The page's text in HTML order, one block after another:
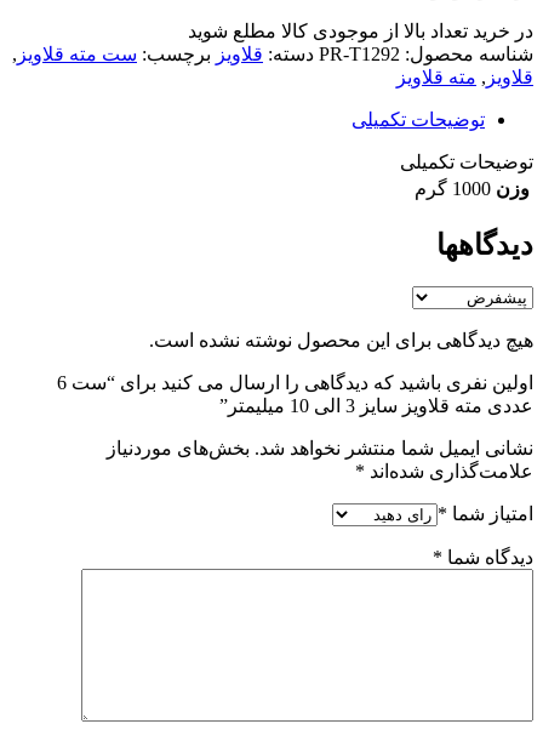
در خرید تعداد بالا از موجودی کالا مطلع شوید
شناسه محصول: PR-T1292 دسته: قلاویز برچسب: ست مته قلاویز ,
قلاویز , مته قلاویز
توضیحات تکمیلی
توضیحات تکمیلی
وزن 1000 گرم
دیدگاهها
هیچ دیدگاهی برای این محصول نوشته نشده است.
اولین نفری باشید که دیدگاهی را ارسال می کنید برای “ست 6
عددی مته قلاویز سایز 3 الی 10 میلیمتر”
نشانی ایمیل شما منتشر نخواهد شد. بخش‌های موردنیاز
علامت‌گذاری شده‌اند *
امتیاز شما *
دیدگاه شما *